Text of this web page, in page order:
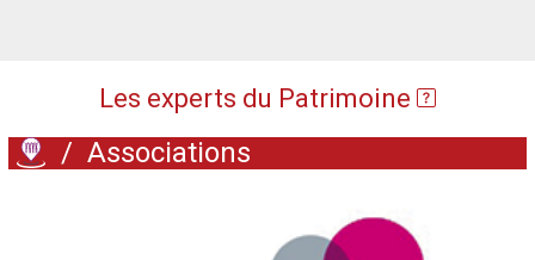
Les experts du Patrimoine
/ Associations